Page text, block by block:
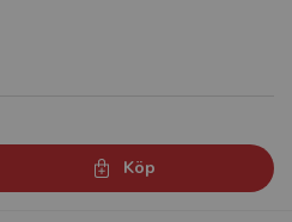
Köp